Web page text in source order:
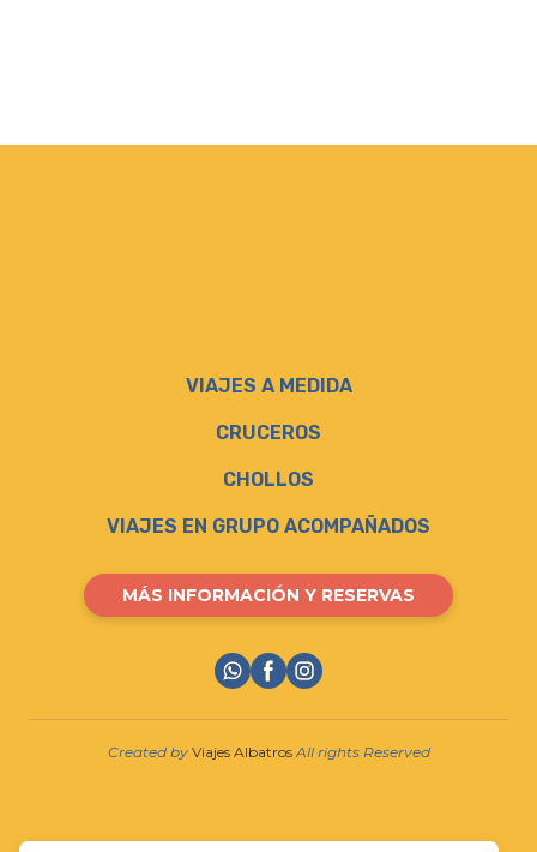
VIAJES A MEDIDA
CRUCEROS
CHOLLOS
VIAJES EN GRUPO ACOMPAÑADOS
MÁS INFORMACIÓN Y RESERVAS
Created by Viajes Albatros All rights Reserved